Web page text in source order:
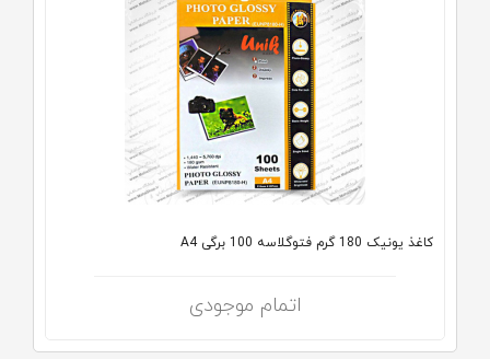
کاغذ یونیک 180 گرم فتوگلاسه 100 برگی A4
اتمام موجودی